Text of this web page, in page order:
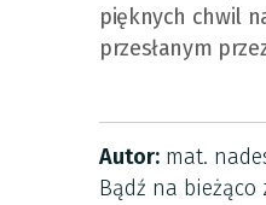
pięknych chwil
przesłanym
Autor: mat.
Bądź na